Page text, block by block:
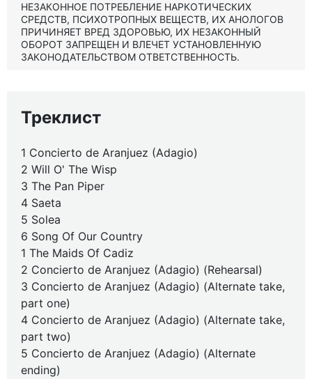
НЕЗАКОННОЕ ПОТРЕБЛЕНИЕ НАРКОТИЧЕСКИХ
СРЕДСТВ, ПСИХОТРОПНЫХ ВЕЩЕСТВ, ИХ АНОЛОГОВ
ПРИЧИНЯЕТ ВРЕД ЗДОРОВЬЮ, ИХ НЕЗАКОННЫЙ
ОБОРОТ ЗАПРЕЩЕН И ВЛЕЧЕТ УСТАНОВЛЕННУЮ
ЗАКОНОДАТЕЛЬСТВОМ ОТВЕТСТВЕННОСТЬ.
Треклист
1 Concierto de Aranjuez (Adagio)
2 Will O' The Wisp
3 The Pan Piper
4 Saeta
5 Solea
6 Song Of Our Country
1 The Maids Of Cadiz
2 Concierto de Aranjuez (Adagio) (Rehearsal)
3 Concierto de Aranjuez (Adagio) (Alternate take,
part one)
4 Concierto de Aranjuez (Adagio) (Alternate take,
part two)
5 Concierto de Aranjuez (Adagio) (Alternate
ending)